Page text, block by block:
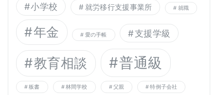
小学校 就労移行支援事業所 就職
年金 愛の手帳 支援学級
教育相談 普通級
板書 林間学校 父親 特例子会社